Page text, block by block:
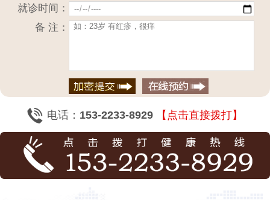
就诊时间：
备 注：
电话： 153-2233-8929 【点击直接拨打】